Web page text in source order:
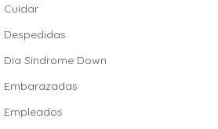
Cuidar
Despedidas
Día Síndrome Down
Embarazadas
Empleados